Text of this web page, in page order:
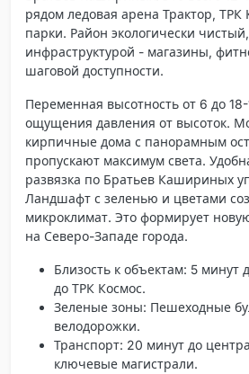
рядом ледовая арена Трактор,
парки. Район экологически
инфраструктурой - магазины,
шаговой доступности.
Переменная высотность от 6 до
ощущения давления от высоток.
кирпичные дома с панорамным
пропускают максимум света.
развязка по Братьев Кашириных
Ландшафт с зеленью и цветами
микроклимат. Это формирует
на Северо-Западе города.
Близость к объектам: 5 минут
до ТРК Космос.
Зеленые зоны: Пешеходные
велодорожки.
Транспорт: 20 минут до
ключевые магистрали.